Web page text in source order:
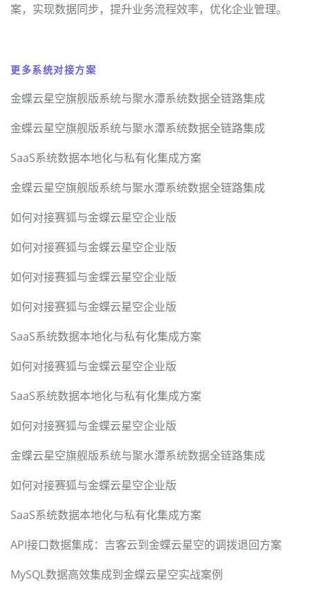
案，实现数据同步，提升业务流程效率，优化企业管理。
更多系统对接方案
金蝶云星空旗舰版系统与聚水潭系统数据全链路集成
金蝶云星空旗舰版系统与聚水潭系统数据全链路集成
SaaS系统数据本地化与私有化集成方案
金蝶云星空旗舰版系统与聚水潭系统数据全链路集成
如何对接赛狐与金蝶云星空企业版
如何对接赛狐与金蝶云星空企业版
如何对接赛狐与金蝶云星空企业版
如何对接赛狐与金蝶云星空企业版
SaaS系统数据本地化与私有化集成方案
如何对接赛狐与金蝶云星空企业版
SaaS系统数据本地化与私有化集成方案
如何对接赛狐与金蝶云星空企业版
金蝶云星空旗舰版系统与聚水潭系统数据全链路集成
如何对接赛狐与金蝶云星空企业版
SaaS系统数据本地化与私有化集成方案
API接口数据集成：吉客云到金蝶云星空的调拨退回方案
MySQL数据高效集成到金蝶云星空实战案例